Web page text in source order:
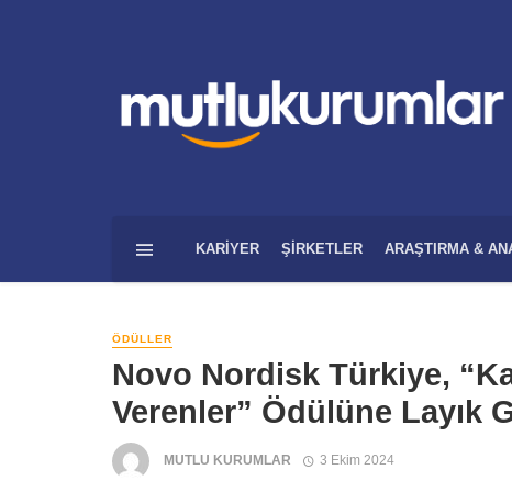
KARIYER ŞIRKETLER ARAŞTIRMA &
ÖDÜLLER
Novo Nordisk Türkiye,
Verenler” Ödülüne Layık
MUTLU KURUMLAR 3 Ekim 2024